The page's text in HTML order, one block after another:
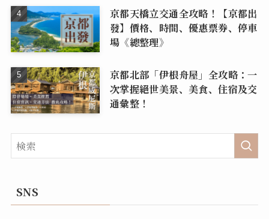
京都天橋立交通全攻略！【京都出
發】價格、時間、優惠票券、停車
場《總整理》
京都北部「伊根舟屋」全攻略：一
次掌握絕世美景、美食、住宿及交
通彙整！
SNS